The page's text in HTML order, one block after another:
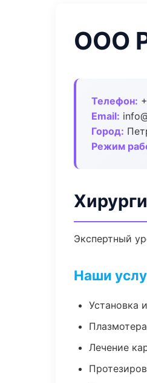
ООО
Телефон:
Email:
Город:
Режим
Экспертный
Наши
Установка
Лечение